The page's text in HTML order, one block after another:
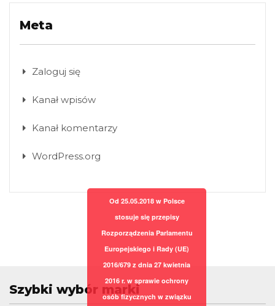
Meta
Zaloguj się
Kanał wpisów
Kanał komentarzy
WordPress.org
Szybki wybór marki
Od 25.05.2018 w Polsce
stosuje się przepisy
Rozporządzenia Parlamentu
Europejskiego i Rady (UE)
2016/679 z dnia 27 kwietnia
2016 r. w sprawie ochrony
osób fizycznych w związku